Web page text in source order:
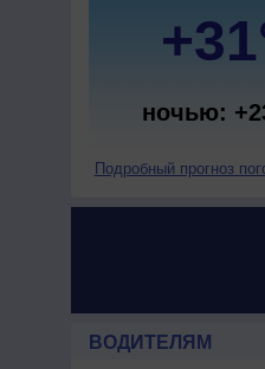
ночью:
Подробный прогноз
ВОДИТЕЛЯМ